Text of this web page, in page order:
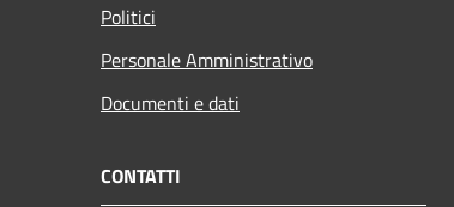
Politici
Personale Amministrativo
Documenti e dati
CONTATTI